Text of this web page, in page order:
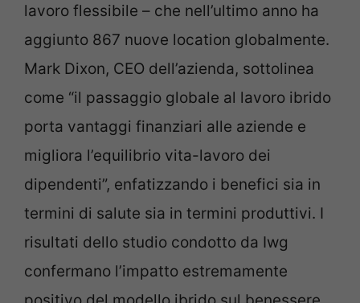
lavoro flessibile – che nell’ultimo anno ha
aggiunto 867 nuove location globalmente.
Mark Dixon, CEO dell’azienda, sottolinea
come “il passaggio globale al lavoro ibrido
porta vantaggi finanziari alle aziende e
migliora l’equilibrio vita-lavoro dei
dipendenti”, enfatizzando i benefici sia in
termini di salute sia in termini produttivi. I
risultati dello studio condotto da Iwg
confermano l’impatto estremamente